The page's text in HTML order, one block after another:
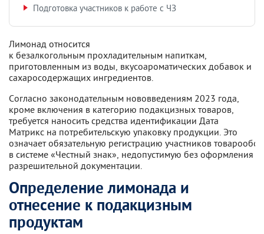
Подготовка участников к работе с ЧЗ
Лимонад относится
к безалкогольным прохладительным напиткам,
приготовленным из воды, вкусоароматических добавок и
сахаросодержащих ингредиентов.
Согласно законодательным нововведениям 2023 года,
кроме включения в категорию подакцизных товаров,
требуется наносить средства идентификации Дата
Матрикс на потребительскую упаковку продукции. Это
означает обязательную регистрацию участников
в системе «Честный знак», недопустимую без оформления
разрешительной документации.
Определение лимонада и
отнесение к подакцизным
продуктам